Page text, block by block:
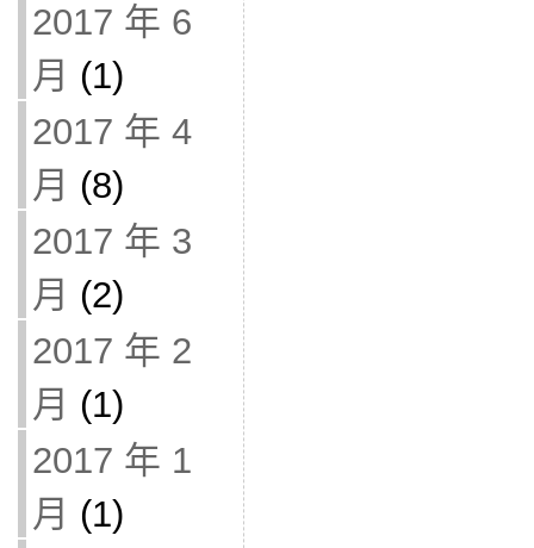
2017 年 6
月 (1)
2017 年 4
月 (8)
2017 年 3
月 (2)
2017 年 2
月 (1)
2017 年 1
月 (1)